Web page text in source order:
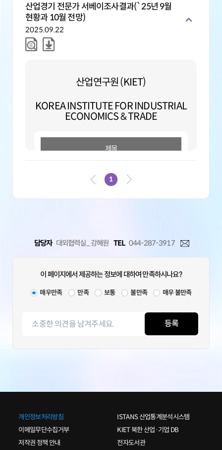
산업경기 전문가 서베이조사결과(`25년 9월
현황과 10월 전망)
2025.09.22
산업연구원 (KIET)
KOREA INSTITUTE FOR INDUSTRIAL
ECONOMICS & TRADE
제목
산업경기 전문가 서베이조사결과(`25년 9월
현황과 10월 전망)
내수(106)·수출(103) 반등 전환
10월 제조업 전망: 업황(102) 전월비 소폭 하락
전환, 내수(102) 하락·수출(98) 보합
유형별 업황: 9월 현황은 ICT부문 100 상회,
소재부문 100 하회 전환, 전월비로 기계부문 반등,
10월 전망은 ICT·소재부문 100 상회, 전월비 ICT·
세부 업종별 업황: 9월 현황은 반도체 등 ICT 업종
100 상회, 기계·소재 업종 100 하회, 바이오․헬스,
섬유 업종 상승, 10월 전망은 반도체 등 일부 업종만
엠바고
본 자료는 9월 22일(월) 조간부터
1
담당자 대외협력실_ 강혜원 TEL 044-287-3917
이 페이지에서 제공하는 정보에 대하여 만족하시나요?
매우만족 만족 보통 불만족 매우 불만족
등록
개인정보처리방침
이메일무단수집거부
저작권 정책 안내
ISTANS 산업통계분석시스템
KIET 북한 산업·기업 DB
전자도서관